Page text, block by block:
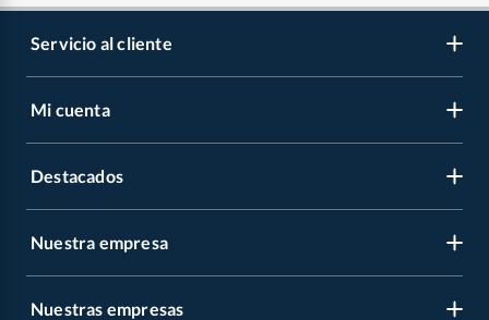
Servicio al cliente
Libro de reclamaciones
Tipos de entrega
Mi cuenta
Regístrate
Destacados
Recetas
Nuestra empresa
Nuestra empresa
Nuestras empresas